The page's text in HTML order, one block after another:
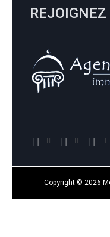
REJOIGNEZ
Copyright © 2026